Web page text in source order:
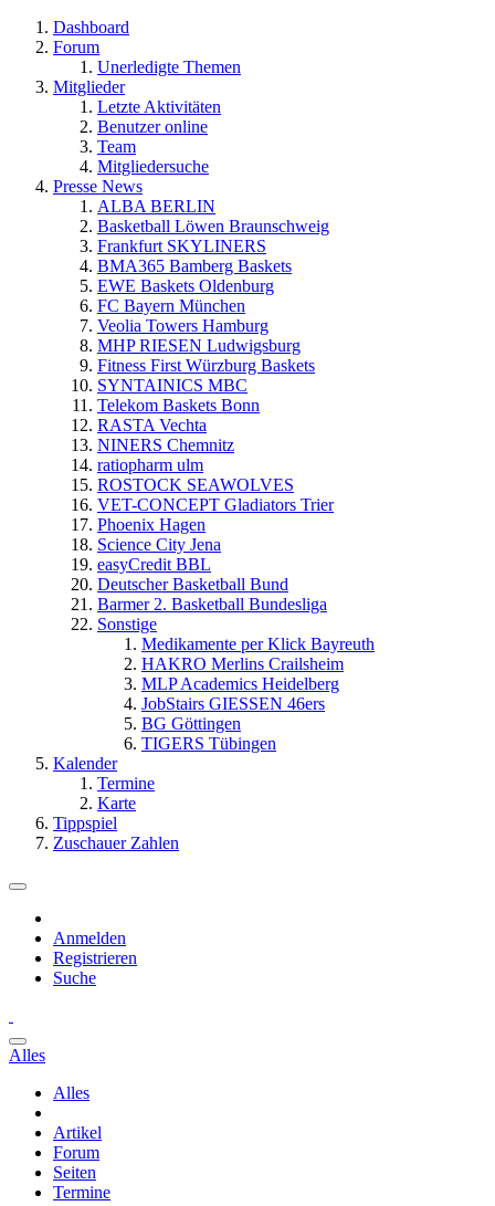
Dashboard
Forum
Unerledigte Themen
Mitglieder
Letzte Aktivitäten
Benutzer online
Team
Mitgliedersuche
Presse News
ALBA BERLIN
Basketball Löwen Braunschweig
Frankfurt SKYLINERS
BMA365 Bamberg Baskets
EWE Baskets Oldenburg
FC Bayern München
Veolia Towers Hamburg
MHP RIESEN Ludwigsburg
Fitness First Würzburg Baskets
SYNTAINICS MBC
Telekom Baskets Bonn
RASTA Vechta
NINERS Chemnitz
ratiopharm ulm
ROSTOCK SEAWOLVES
VET-CONCEPT Gladiators Trier
Phoenix Hagen
Science City Jena
easyCredit BBL
Deutscher Basketball Bund
Barmer 2. Basketball Bundesliga
Sonstige
Medikamente per Klick Bayreuth
HAKRO Merlins Crailsheim
MLP Academics Heidelberg
JobStairs GIESSEN 46ers
BG Göttingen
TIGERS Tübingen
Kalender
Termine
Karte
Tippspiel
Zuschauer Zahlen
Anmelden
Registrieren
Suche
Alles
Alles
Artikel
Forum
Seiten
Termine